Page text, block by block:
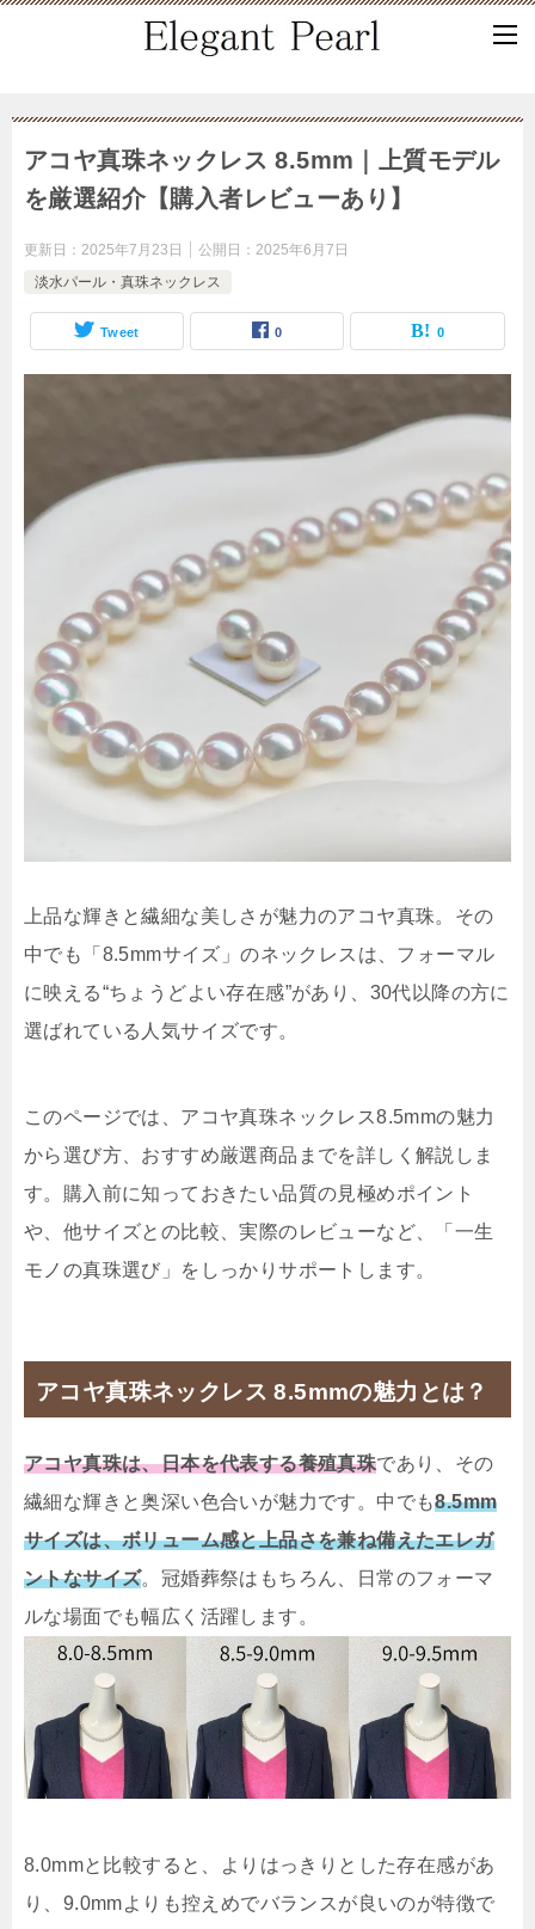
アコヤ真珠ネックレス 8.5mm｜上質モデル
を厳選紹介【購入者レビューあり】
更新日： 2025年7月23日 公開日： 2025年6月7日
淡水パール・真珠ネックレス
Tweet 0 0
上品な輝きと繊細な美しさが魅力のアコヤ真珠。その
中でも「8.5mmサイズ」のネックレスは、フォーマル
に映える“ちょうどよい存在感”があり、30代以降の方に
選ばれている人気サイズです。
このページでは、アコヤ真珠ネックレス8.5mmの魅力
から選び方、おすすめ厳選商品までを詳しく解説しま
す。購入前に知っておきたい品質の見極めポイント
や、他サイズとの比較、実際のレビューなど、「一生
モノの真珠選び」をしっかりサポートします。
アコヤ真珠ネックレス 8.5mmの魅力とは？
アコヤ真珠は、日本を代表する養殖真珠であり、その
繊細な輝きと奥深い色合いが魅力です。中でも8.5mm
サイズは、ボリューム感と上品さを兼ね備えたエレガ
ントなサイズ。冠婚葬祭はもちろん、日常のフォーマ
ルな場面でも幅広く活躍します。
8.0mmと比較すると、よりはっきりとした存在感があ
り、9.0mmよりも控えめでバランスが良いのが特徴で